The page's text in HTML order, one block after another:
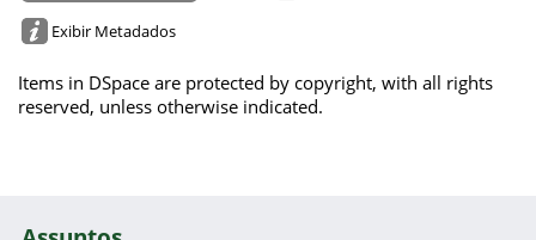
Exibir Metadados
Items in DSpace are protected by copyright, with all rights
reserved, unless otherwise indicated.